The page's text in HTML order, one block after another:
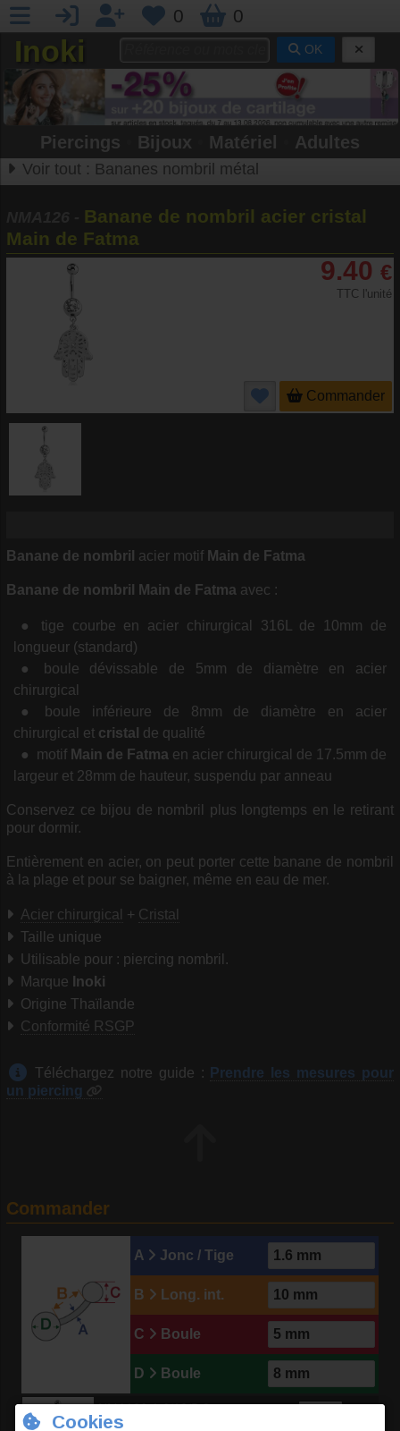
0 0
Inoki OK
Piercings Bijoux Matériel Adultes
Voir tout : Bananes nombril métal
Banane de nombril acier cristal
Main de Fatma
9.40 €
TTC l'unité
Commander
Banane de nombril acier motif Main de Fatma
Banane de nombril Main de Fatma avec :
tige courbe en acier chirurgical 316L de 10mm de
longueur (standard)
boule dévissable de 5mm de diamètre en acier
chirurgical
boule inférieure de 8mm de diamètre en acier
chirurgical et cristal de qualité
motif Main de Fatma en acier chirurgical de 17.5mm de
largeur et 28mm de hauteur, suspendu par anneau
Conservez ce bijou de nombril plus longtemps en le retirant
pour dormir.
Entièrement en acier, on peut porter cette banane de nombril
à la plage et pour se baigner, même en eau de mer.
Acier chirurgical + Cristal
Taille unique
Utilisable pour : piercing nombril.
Marque Inoki
Origine Thaïlande
Conformité RSGP
Téléchargez notre guide :
Prendre les mesures pour
un piercing
Commander
A Jonc / Tige
B Long. int.
C Boule
D Boule
NMA126-1.6/10/5-8